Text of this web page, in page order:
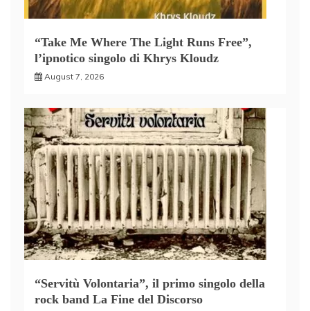
“Take Me Where The Light Runs Free”,
l’ipnotico singolo di Khrys Kloudz
August 7, 2026
“Servitù Volontaria”, il primo singolo della
rock band La Fine del Discorso